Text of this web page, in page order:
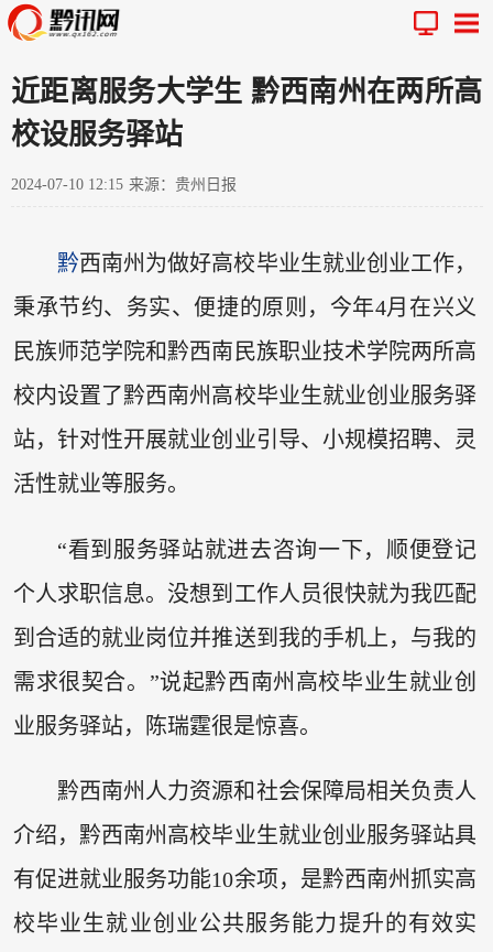
近距离服务大学生 黔西南州在两所高
校设服务驿站
2024-07-10 12:15 来源：贵州日报
黔西南州为做好高校毕业生就业创业工作，
秉承节约、务实、便捷的原则，今年4月在兴义
民族师范学院和黔西南民族职业技术学院两所高
校内设置了黔西南州高校毕业生就业创业服务驿
站，针对性开展就业创业引导、小规模招聘、灵
活性就业等服务。
“看到服务驿站就进去咨询一下，顺便登记
个人求职信息。没想到工作人员很快就为我匹配
到合适的就业岗位并推送到我的手机上，与我的
需求很契合。”说起黔西南州高校毕业生就业创
业服务驿站，陈瑞霆很是惊喜。
黔西南州人力资源和社会保障局相关负责人
介绍，黔西南州高校毕业生就业创业服务驿站具
有促进就业服务功能10余项，是黔西南州抓实高
校毕业生就业创业公共服务能力提升的有效实